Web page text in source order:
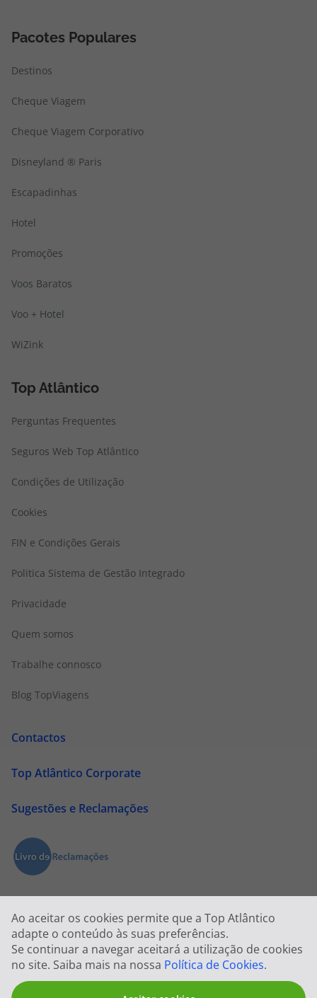
Ao aceitar os cookies permite que a Top Atlântico
adapte o conteúdo às suas preferências.
Se continuar a navegar aceitará a utilização de cookies
no site. Saiba mais na nossa Política de Cookies.
Pacotes Populares
Destinos
Cheque Viagem
Cheque Viagem Corporativo
Disneyland ® Paris
Escapadinhas
Hotel
Promoções
Voos Baratos
Voo + Hotel
WiZink
Top Atlântico
Perguntas Frequentes
Seguros Web Top Atlântico
Condições de Utilização
Cookies
FIN e Condições Gerais
Politica Sistema de Gestão Integrado
Privacidade
Quem somos
Trabalhe connosco
Blog TopViagens
Contactos
Top Atlântico Corporate
Sugestões e Reclamações
2026 © Todos os direitos reservados:Top Atlântico, Viagens e Turismo S.A.